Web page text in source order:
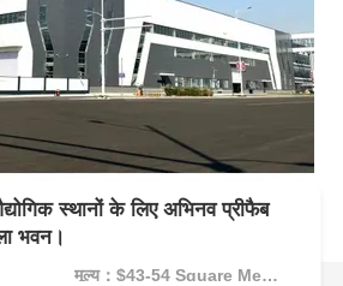
स्थानों के लिए अभिनव प्रीफैब
भवन।
मूल्य：$43-54 Square Meters